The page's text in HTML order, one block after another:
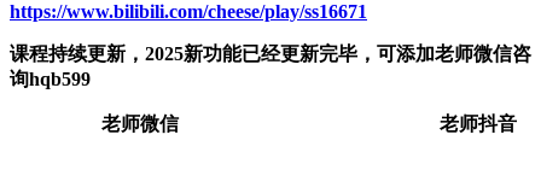
https://www.bilibili.com/cheese/play/ss16671
课程持续更新，2025新功能已经更新完毕，可添加老师微信咨
询hqb599
老师微信 老师抖音